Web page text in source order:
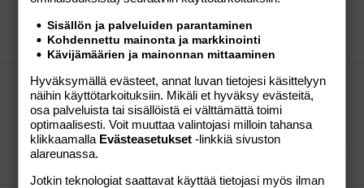
tilille niin mennään...
saunan takana tilaa
Viestiketju 05.02.2010
68
Osio:Aihe vapaa
Kuopuksella vaikeuksia oppia englanninkieli
Tietäiskö joku jonkun kivan pelin tms mikä vois
kiinnostaa poikalasta ja siinä sivussa oppis
englanninkieltä?
saunan takana tilaa
Sisällön ja palveluiden parantaminen
Kohdennettu mainonta ja markkinointi
Kävijämäärien ja mainonnan mittaaminen
Hyväksymällä evästeet, annat luvan tietojesi käsittelyyn
näihin käyttötarkoituksiin. Mikäli et hyväksy evästeitä,
osa palveluista tai sisällöistä ei välttämättä toimi
optimaalisesti. Voit muuttaa valintojasi milloin tahansa
klikkaamalla Evästeasetukset -linkkiä sivuston
alareunassa.
Jotkin teknologiat saattavat käyttää tietojasi myös ilman